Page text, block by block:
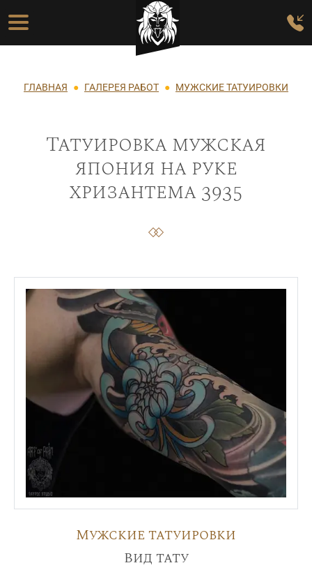
Перейти к основному содержанию
Основная навигация
Строка навигации
ГЛАВНАЯ ГАЛЕРЕЯ РАБОТ МУЖСКИЕ ТАТУИРОВКИ
Татуировка мужская
япония на руке
хризантема 3935
Мужские татуировки
Вид тату